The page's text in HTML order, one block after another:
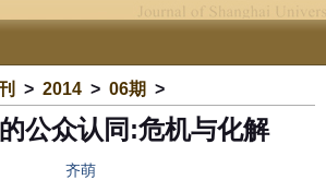
> 2014 > 06期 >
公众认同:危机与化解
齐萌